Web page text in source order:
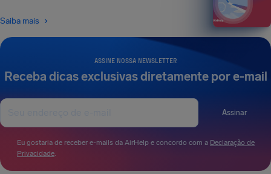
ASSINE NOSSA NEWSLETTER
Receba dicas exclusivas diretamente por e-mail
Assinar
Eu gostaria de receber e-mails da AirHelp e concordo com a Declaração de
Privacidade.
Saiba mais